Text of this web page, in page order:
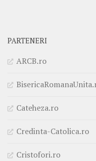
PARTENERI
ARCB.ro
Cateheza.ro
Credinta-Catolica.ro
Cristofori.ro